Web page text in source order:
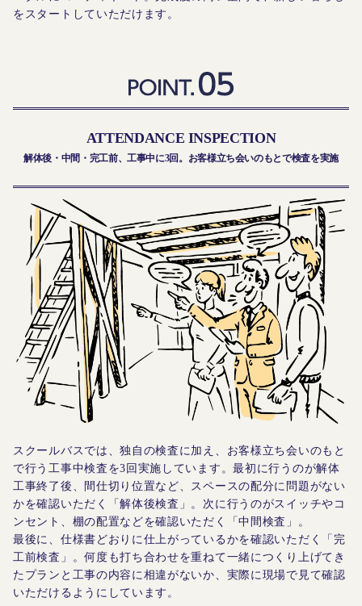
をスタートしていただけます。
ATTENDANCE INSPECTION
解体後・中間・完工前、工事中に3回。お客様立ち会いのもとで検査を実施
スクールバスでは、独自の検査に加え、お客様立ち会いのもと
で行う工事中検査を3回実施しています。最初に行うのが解体
工事終了後、間仕切り位置など、スペースの配分に問題がない
かを確認いただく「解体後検査」。次に行うのがスイッチやコ
ンセント、棚の配置などを確認いただく「中間検査」。
最後に、仕様書どおりに仕上がっているかを確認いただく「完
工前検査」。何度も打ち合わせを重ねて一緒につくり上げてき
たプランと工事の内容に相違がないか、実際に現場で見て確認
いただけるようにしています。